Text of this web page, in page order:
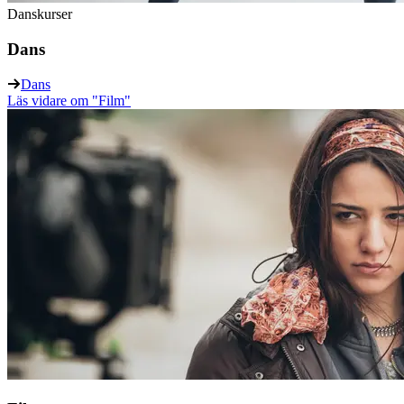
Danskurser
Dans
Dans
Läs vidare om "Film"